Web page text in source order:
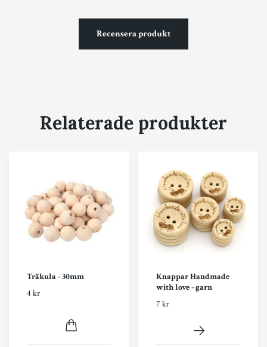
Recensera produkt
Relaterade produkter
Träkula - 30mm
4 kr
Knappar Handmade
with love - garn
7 kr